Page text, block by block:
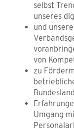
selbst
unseres
und
von
zu
Umgang